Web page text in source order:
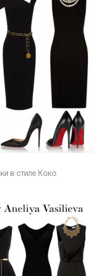
в стиле Коко